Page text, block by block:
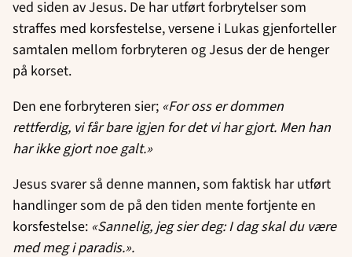
ved siden av Jesus. De har utført forbrytelser som
straffes med korsfestelse, versene i Lukas gjenforteller
samtalen mellom forbryteren og Jesus der de henger
på korset.
Den ene forbryteren sier; «For oss er dommen
rettferdig, vi får bare igjen for det vi har gjort. Men han
har ikke gjort noe galt.»
Jesus svarer så denne mannen, som faktisk har utført
handlinger som de på den tiden mente fortjente en
korsfestelse: «Sannelig, jeg sier deg: I dag skal du være
med meg i paradis.».